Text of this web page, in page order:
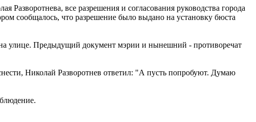
все разрешения и согласования руководства города
сообщалось, что разрешение было выдано на установку бюста
улице. Предыдущий документ мэрии и нынешний - противоречат
Николай Разворотнев ответил: "А пусть попробуют. Думаю